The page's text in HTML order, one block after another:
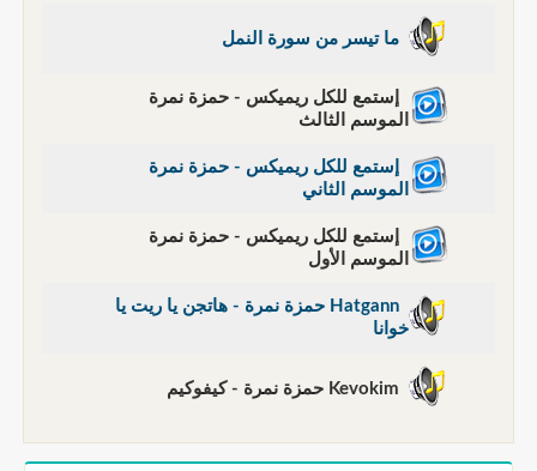
ما تيسر من سورة النمل
إستمع للكل ريميكس - حمزة نمرة
الموسم الثالث
إستمع للكل ريميكس - حمزة نمرة
الموسم الثاني
إستمع للكل ريميكس - حمزة نمرة
الموسم الأول
Hatgann حمزة نمرة - هاتجن يا ريت يا
خوانا